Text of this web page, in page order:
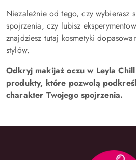
Niezależnie od tego, czy wybierasz
spojrzenia, czy lubisz
znajdziesz tutaj kosmetyki
stylów.
Odkryj makijaż oczu w Leyla
produkty, które pozwolą
charakter Twojego spojrzenia.